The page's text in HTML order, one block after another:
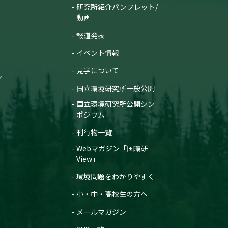
研究所紹介パンフレット/
動画
報道発表
イベント情報
見学について
国立環境研究所一般公開
国立環境研究所公開シン
ポジウム
刊行物一覧
Webマガジン「国環研
View」
環境問題をわかりやすく
小・中・高校生の方へ
メールマガジン